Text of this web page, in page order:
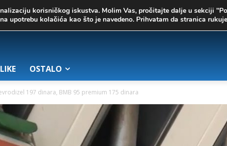
OSTALO
197 dinara, BMB 95 premium 175 dinara
korisničkog iskustva. Molim Vas, pročitajte dalje u sekciji
upotrebu kolačića kao što je navedeno. Prihvatam da stranica